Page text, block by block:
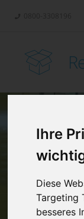
Ihre
Diese
Targeting
besseres